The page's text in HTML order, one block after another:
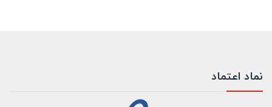
نماد اعتماد